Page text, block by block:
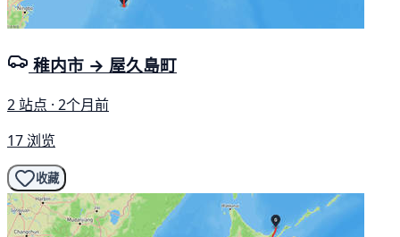
稚内市 → 屋久島町
2 站点 · 2个月前
17 浏览
收藏